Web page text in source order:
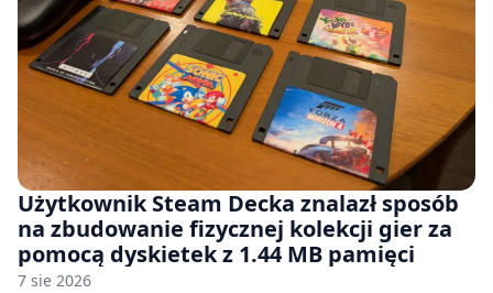
Użytkownik Steam Decka znalazł sposób
na zbudowanie fizycznej kolekcji gier za
pomocą dyskietek z 1.44 MB pamięci
7 sie 2026